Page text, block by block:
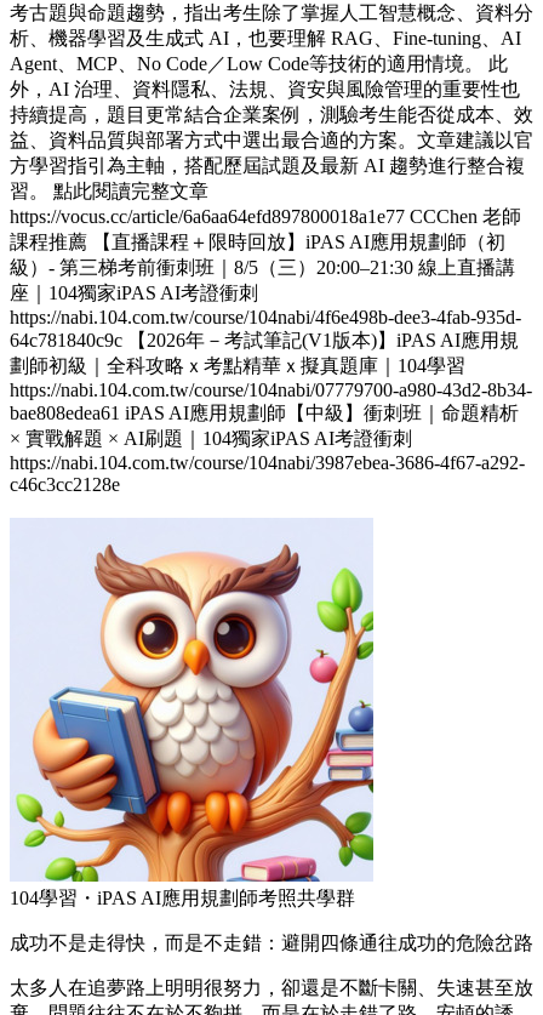
考古題與命題趨勢，指出考生除了掌握人工智慧概念、資料分
析、機器學習及生成式 AI，也要理解 RAG、Fine-tuning、AI
Agent、MCP、No Code／Low Code等技術的適用情境。 此
外，AI 治理、資料隱私、法規、資安與風險管理的重要性也
持續提高，題目更常結合企業案例，測驗考生能否從成本、效
益、資料品質與部署方式中選出最合適的方案。文章建議以官
方學習指引為主軸，搭配歷屆試題及最新 AI 趨勢進行整合複
習。 點此閱讀完整文章
https://vocus.cc/article/6a6aa64efd897800018a1e77 CCChen 老師
課程推薦 【直播課程＋限時回放】iPAS AI應用規劃師（初
級）- 第三梯考前衝刺班｜8/5（三）20:00–21:30 線上直播講
座｜104獨家iPAS AI考證衝刺
https://nabi.104.com.tw/course/104nabi/4f6e498b-dee3-4fab-935d-
64c781840c9c 【2026年－考試筆記(V1版本)】iPAS AI應用規
劃師初級｜全科攻略ｘ考點精華ｘ擬真題庫｜104學習
https://nabi.104.com.tw/course/104nabi/07779700-a980-43d2-8b34-
bae808edea61 iPAS AI應用規劃師【中級】衝刺班｜命題精析
× 實戰解題 × AI刷題​｜104獨家iPAS AI考證衝刺
https://nabi.104.com.tw/course/104nabi/3987ebea-3686-4f67-a292-
c46c3cc2128e
104學習・iPAS AI應用規劃師考照共學群
成功不是走得快，而是不走錯：避開四條通往成功的危險岔路
太多人在追夢路上明明很努力，卻還是不斷卡關、失速甚至放